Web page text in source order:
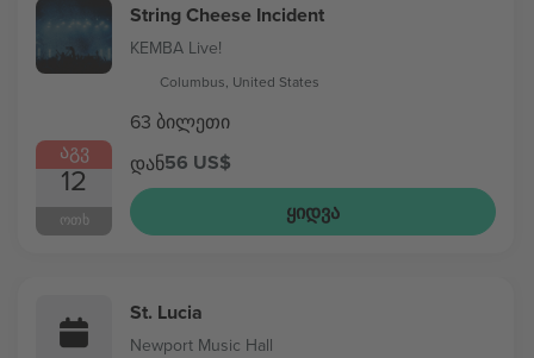
ᲐᲒᲕ
12
ᲝᲗᲮ
String Cheese Incident
KEMBA Live!
Columbus, United States
63 ბილეთი
დან56 US$
ᲧᲘᲓᲕᲐ
St. Lucia
Newport Music Hall